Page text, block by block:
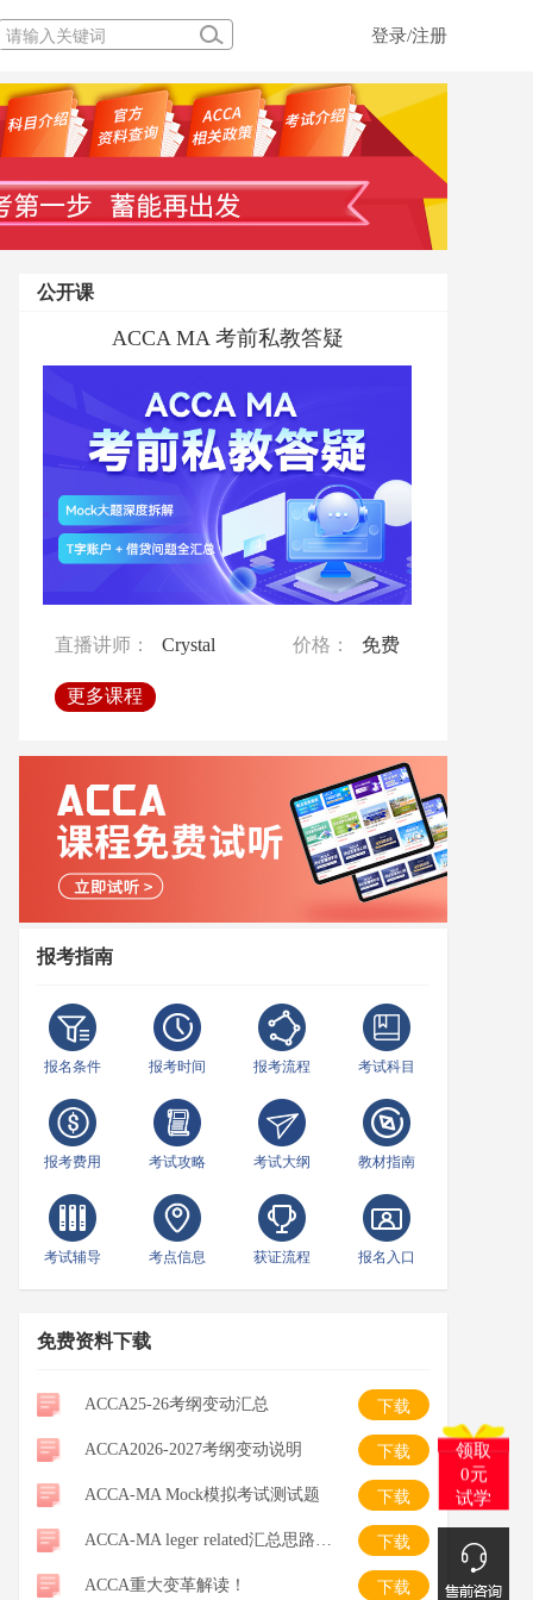
登录/注册
公开课
直播讲师： 价格： 免费
更多课程
ACCA MA 考前私教答疑
直播讲师： Crystal 价格： 免费
更多课程
直播讲师： 价格： 免费
更多课程
报考指南
报名条件 报考时间 报考流程 考试科目
报考费用 考试攻略 考试大纲 教材指南
考试辅导 考点信息 获证流程 报名入口
免费资料下载
ACCA25-26考纲变动汇总 下载
ACCA2026-2027考纲变动说明 下载
ACCA-MA Mock模拟考试测试题 下载
ACCA-MA leger related汇总思路整理-笔记 下载
ACCA重大变革解读！ 下载
领取
0元
试学